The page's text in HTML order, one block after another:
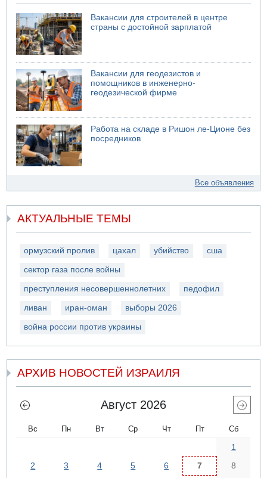
Вакансии для строителей в центре
страны с достойной зарплатой
Вакансии для геодезистов и
помощников в инженерно-
геодезической фирме
Работа на складе в Ришон ле-Ционе без
посредников
Все объявления
АКТУАЛЬНЫЕ ТЕМЫ
ормузский пролив цахал убийство сша
сектор газа после войны
преступления несовершеннолетних педофил
ливан иран-оман выборы 2026
война россии против украины
АРХИВ НОВОСТЕЙ ИЗРАИЛЯ
Август 2026
Вс Пн Вт Ср Чт Пт Сб
1
2
3 4 5 6 7
8